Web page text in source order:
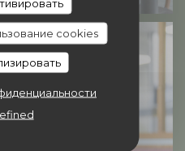
cookies